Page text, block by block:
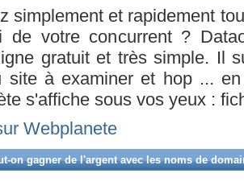
simplement et rapidement
de votre concurrent ?
gratuit et très simple. Il
site à examiner et hop ...
s'affiche sous vos yeux :
Webplanete
on gagner de l'argent avec les noms de